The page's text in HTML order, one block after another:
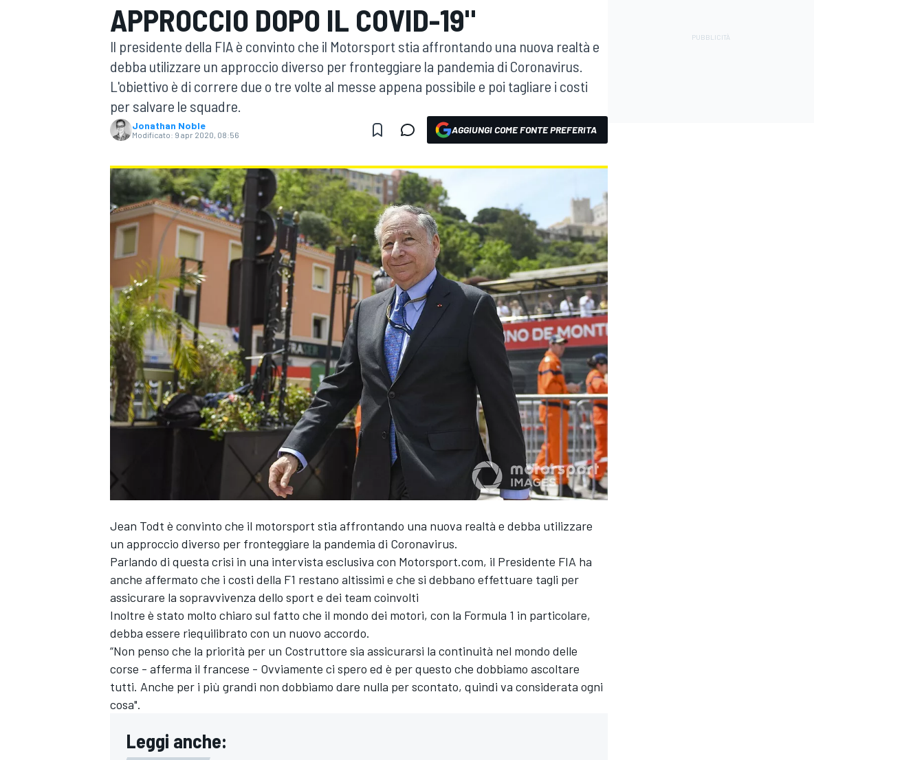
MOTOGP WEC
WRC
MONOPOSTO
APPROCCIO DOPO IL COVID-19"
Il presidente della FIA è convinto che il Motorsport stia affrontando una nuova realtà e
debba utilizzare un approccio diverso per fronteggiare la pandemia di Coronavirus.
L'obiettivo è di correre due o tre volte al messe appena possibile e poi tagliare i costi
per salvare le squadre.
Jonathan Noble
Modificato: 9 apr 2020, 08:56 AGGIUNGI COME FONTE PREFERITA
Jean Todt è convinto che il motorsport stia affrontando una nuova realtà e debba utilizzare
un approccio diverso per fronteggiare la pandemia di Coronavirus.
Parlando di questa crisi in una intervista esclusiva con Motorsport.com, il Presidente FIA ha
anche affermato che i costi della F1 restano altissimi e che si debbano effettuare tagli per
assicurare la sopravvivenza dello sport e dei team coinvolti
Inoltre è stato molto chiaro sul fatto che il mondo dei motori, con la Formula 1 in particolare,
debba essere riequilibrato con un nuovo accordo.
“Non penso che la priorità per un Costruttore sia assicurarsi la continuità nel mondo delle
corse - afferma il francese - Ovviamente ci spero ed è per questo che dobbiamo ascoltare
tutti. Anche per i più grandi non dobbiamo dare nulla per scontato, quindi va considerata ogni
cosa".
Leggi anche: